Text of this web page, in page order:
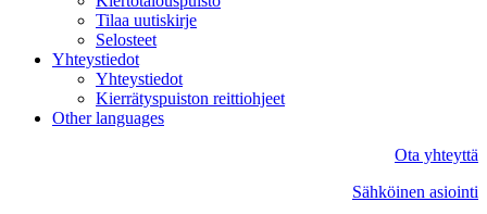
Tilaa uutiskirje
Selosteet
Yhteystiedot
Yhteystiedot
Kierrätyspuiston reittiohjeet
Other languages
Ota yhteyttä
Sähköinen asiointi